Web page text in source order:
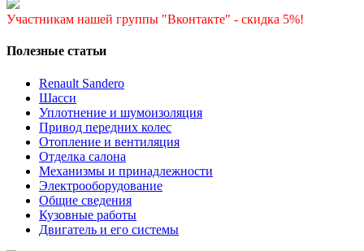
Участникам нашей группы "Вконтакте" - скидка 5%!
Полезные статьи
Renault Sandero
Шасси
Уплотнение и шумоизоляция
Привод передних колес
Отопление и вентиляция
Отделка салона
Механизмы и принадлежности
Электрооборудование
Общие сведения
Кузовные работы
Двигатель и его системы